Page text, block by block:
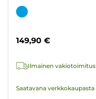
tähteä.
Värikasetti
149,90 €
Ilmainen vakiotoimitus
Saatavana verkkokaupasta